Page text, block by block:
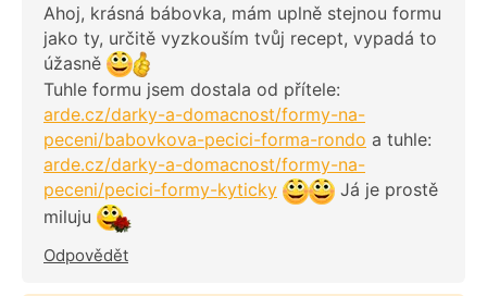
Ahoj, krásná bábovka, mám uplně stejnou formu
jako ty, určitě vyzkouším tvůj recept, vypadá to
úžasně
Tuhle formu jsem dostala od přítele:
arde.cz/darky-a-domacnost/formy-na-
peceni/babovkova-pecici-forma-rondo a tuhle:
arde.cz/darky-a-domacnost/formy-na-
peceni/pecici-formy-kyticky
Já je prostě
miluju
Odpovědět